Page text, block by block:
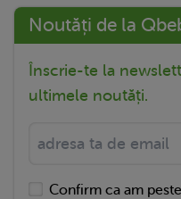
Noutăți de la
Înscrie-te la
ultimele noutăți.
Confirm ca am